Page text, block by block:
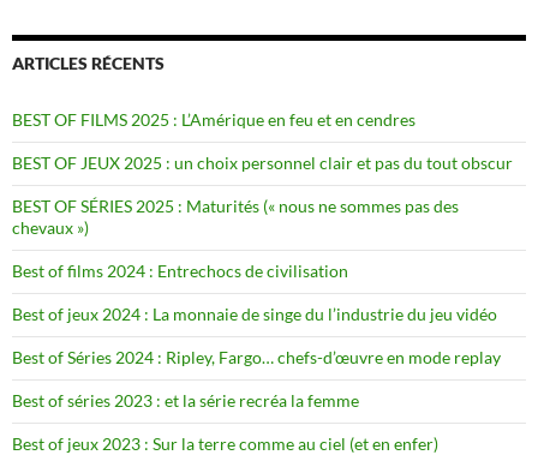
ARTICLES RÉCENTS
BEST OF FILMS 2025 : L’Amérique en feu et en cendres
BEST OF JEUX 2025 : un choix personnel clair et pas du tout obscur
BEST OF SÉRIES 2025 : Maturités (« nous ne sommes pas des
chevaux »)
Best of films 2024 : Entrechocs de civilisation
Best of jeux 2024 : La monnaie de singe du l’industrie du jeu vidéo
Best of Séries 2024 : Ripley, Fargo… chefs-d’œuvre en mode replay
Best of séries 2023 : et la série recréa la femme
Best of jeux 2023 : Sur la terre comme au ciel (et en enfer)